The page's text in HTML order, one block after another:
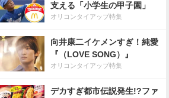
支える「小学生の甲子園」
オリコンタイアップ特集
向井康二イケメンすぎ！純愛
『（LOVE SONG）』
オリコンタイアップ特集
デカすぎ都市伝説発生!?ファ